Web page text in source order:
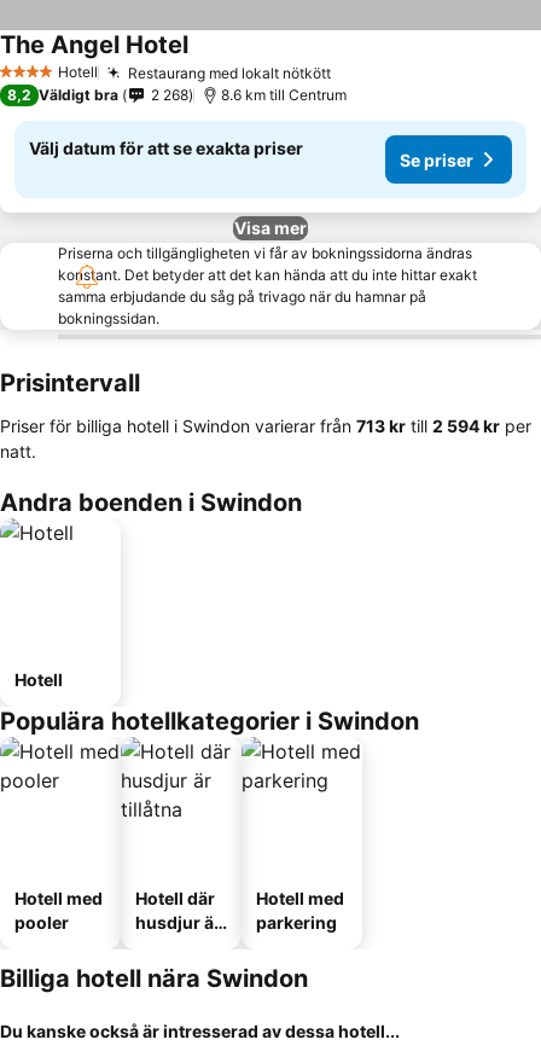
4 StjärnorHotell Restaurang med lokalt nötköttSe priser
The Angel HotelSe priser
8,2 Väldigt bra 2 268 8.6 km till Centrum
Välj datum för att se exakta priser
Se priser
Visa mer
Priserna och tillgängligheten vi får av bokningssidorna ändras
konstant. Det betyder att det kan hända att du inte hittar exakt
samma erbjudande du såg på trivago när du hamnar på
bokningssidan.
Prisintervall
Priser för billiga hotell i Swindon varierar från ‎713 kr till ‎2 594 kr per
natt.
Andra boenden i Swindon
Hotell
Populära hotellkategorier i Swindon
Hotell med
pooler
Hotell där
husdjur är
Hotell med
parkering
Billiga hotell nära Swindon
Du kanske också är intresserad av dessa hotell...